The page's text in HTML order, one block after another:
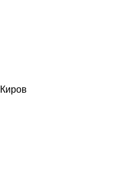
Киров